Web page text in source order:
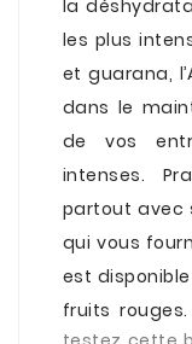
la
les plus
et guarana,
dans le
de vos
intenses.
partout avec
qui vous
est
fruits